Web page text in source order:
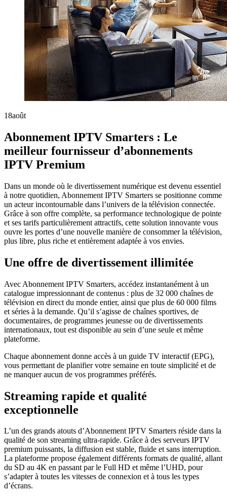
18août
Abonnement IPTV Smarters : Le
meilleur fournisseur d’abonnements
IPTV Premium
Dans un monde où le divertissement numérique est devenu essentiel
à notre quotidien, Abonnement IPTV Smarters se positionne comme
un acteur incontournable dans l’univers de la télévision connectée.
Grâce à son offre complète, sa performance technologique de pointe
et ses tarifs particulièrement attractifs, cette solution innovante vous
ouvre les portes d’une nouvelle manière de consommer la télévision,
plus libre, plus riche et entièrement adaptée à vos envies.
Une offre de divertissement illimitée
Avec Abonnement IPTV Smarters, accédez instantanément à un
catalogue impressionnant de contenus : plus de 32 000 chaînes de
télévision en direct du monde entier, ainsi que plus de 60 000 films
et séries à la demande. Qu’il s’agisse de chaînes sportives, de
documentaires, de programmes jeunesse ou de divertissements
internationaux, tout est disponible au sein d’une seule et même
plateforme.
Chaque abonnement donne accès à un guide TV interactif (EPG),
vous permettant de planifier votre semaine en toute simplicité et de
ne manquer aucun de vos programmes préférés.
Streaming rapide et qualité
exceptionnelle
L’un des grands atouts d’Abonnement IPTV Smarters réside dans la
qualité de son streaming ultra-rapide. Grâce à des serveurs IPTV
premium puissants, la diffusion est stable, fluide et sans interruption.
La plateforme propose également différents formats de qualité, allant
du SD au 4K en passant par le Full HD et même l’UHD, pour
s’adapter à toutes les vitesses de connexion et à tous les types
d’écrans.